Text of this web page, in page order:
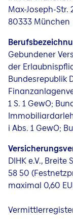
Max-Joseph-Str.
80333 München
Gebundener
der
Bundesrepublik
1 S. 1 GewO;
i Abs. 1 GewO;
DIHK e.V., Breite
58 50
maximal 0,60